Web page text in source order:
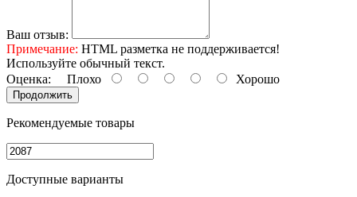
Ваш отзыв:
Примечание: HTML разметка не поддерживается!
Используйте обычный текст.
Оценка: Плохо Хорошо
Продолжить
Рекомендуемые товары
Доступные варианты